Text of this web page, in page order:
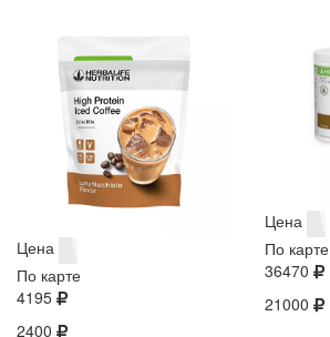
Цена
По карте
4195
2400
Цена
По карте
36470
21000